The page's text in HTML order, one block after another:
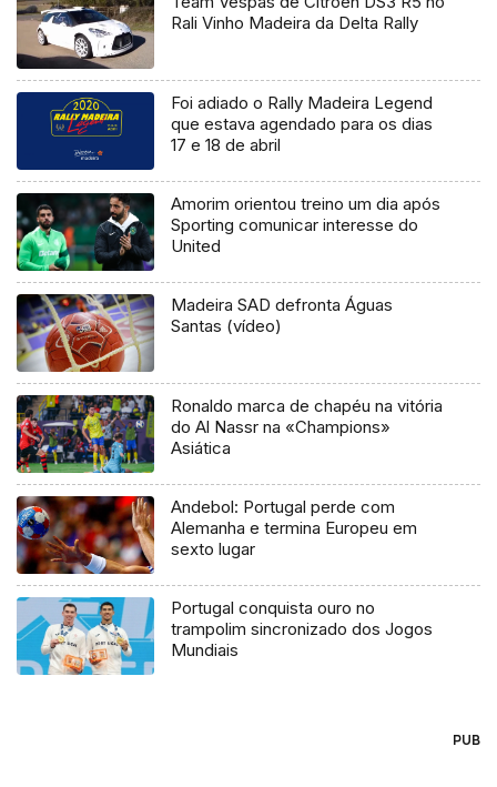
Rali Vinho Madeira da Delta Rally
Foi adiado o Rally Madeira Legend
que estava agendado para os dias
17 e 18 de abril
Amorim orientou treino um dia após
Sporting comunicar interesse do
United
Madeira SAD defronta Águas
Santas (vídeo)
Ronaldo marca de chapéu na vitória
do Al Nassr na «Champions»
Asiática
Andebol: Portugal perde com
Alemanha e termina Europeu em
sexto lugar
Portugal conquista ouro no
trampolim sincronizado dos Jogos
Mundiais
PUB